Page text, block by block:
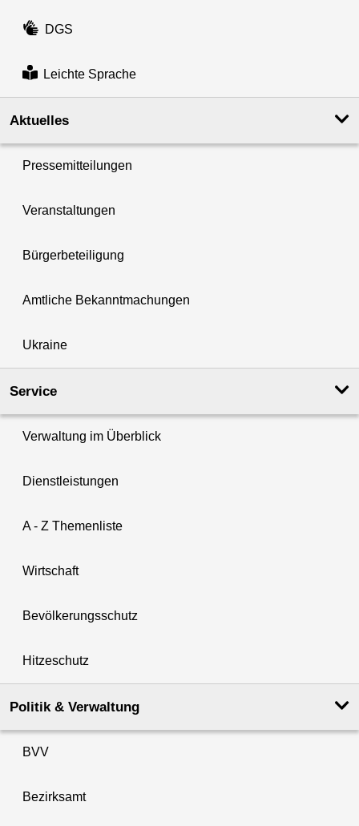
DGS
Leichte Sprache
Aktuelles
Pressemitteilungen
Veranstaltungen
Bürgerbeteiligung
Amtliche Bekanntmachungen
Ukraine
Service
Verwaltung im Überblick
Dienstleistungen
A - Z Themenliste
Wirtschaft
Bevölkerungsschutz
Hitzeschutz
Politik & Verwaltung
BVV
Bezirksamt